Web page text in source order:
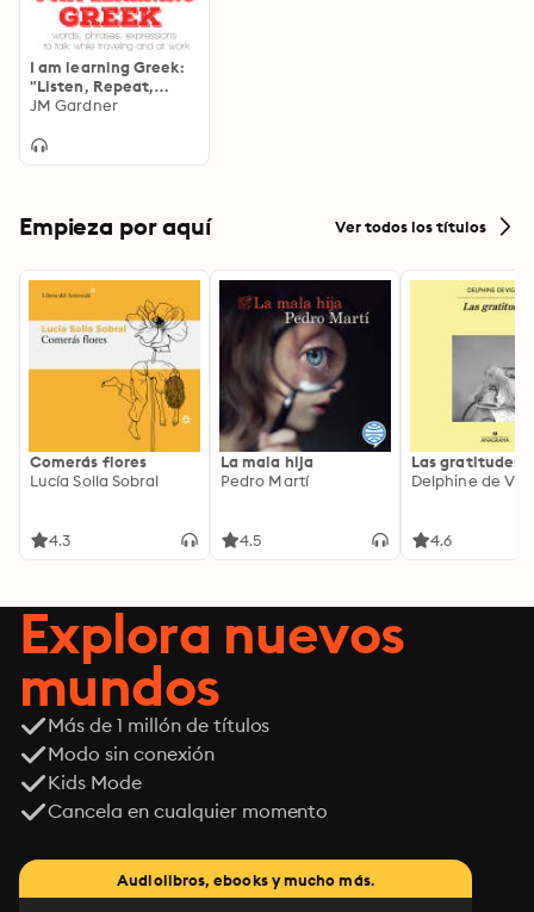
I am learning Greek:
"Listen, Repeat,
Speak" language
JM Gardner
Empieza por aquí Ver todos los títulos
Comerás flores
Lucía Solla Sobral
4.3
La mala hija
Pedro Martí
4.5
Las gratitudes
Delphine de
4.6
Explora nuevos
mundos
Más de 1 millón de títulos
Modo sin conexión
Kids Mode
Cancela en cualquier momento
Audiolibros, ebooks y mucho más.